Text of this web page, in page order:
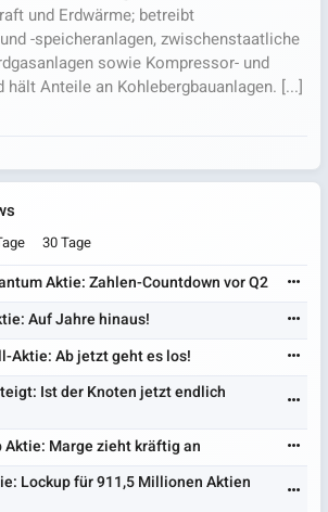
und Erdwärme; betreibt
-speicheranlagen, zwischenstaatliche
sowie Kompressor- und
Anteile an Kohlebergbauanlagen. [...]
30 Tage
Aktie: Zahlen-Countdown vor Q2
Auf Jahre hinaus!
Aktie: Ab jetzt geht es los!
Ist der Knoten jetzt endlich
Aktie: Marge zieht kräftig an
Lockup für 911,5 Millionen Aktien